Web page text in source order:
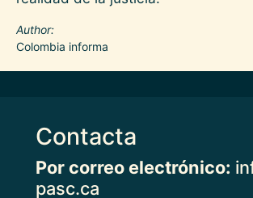
Author
Colombia informa
Contacta
Por correo electrónico:
pasc.ca